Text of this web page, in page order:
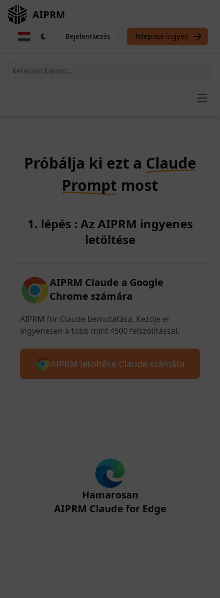
AIPRM
Bejelentkezés Telepítse ingyen
Próbálja ki ezt a Claude
Prompt most
1. lépés : Az AIPRM ingyenes
letöltése
AIPRM Claude a Google
Chrome számára
AIPRM for Claude bemutatása. Kezdje el
ingyenesen a több mint 4500 felszólítással.
AIPRM letöltése Claude számára
Hamarosan
AIPRM Claude for Edge